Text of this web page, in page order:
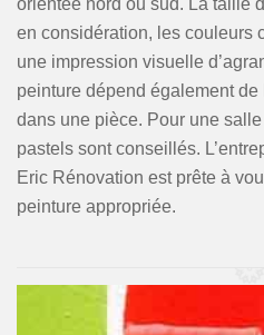
orientée nord ou sud. La taille
en considération, les couleurs
une impression visuelle
peinture dépend également de
dans une pièce. Pour une
pastels sont conseillés.
Eric Rénovation est prête à
peinture appropriée.